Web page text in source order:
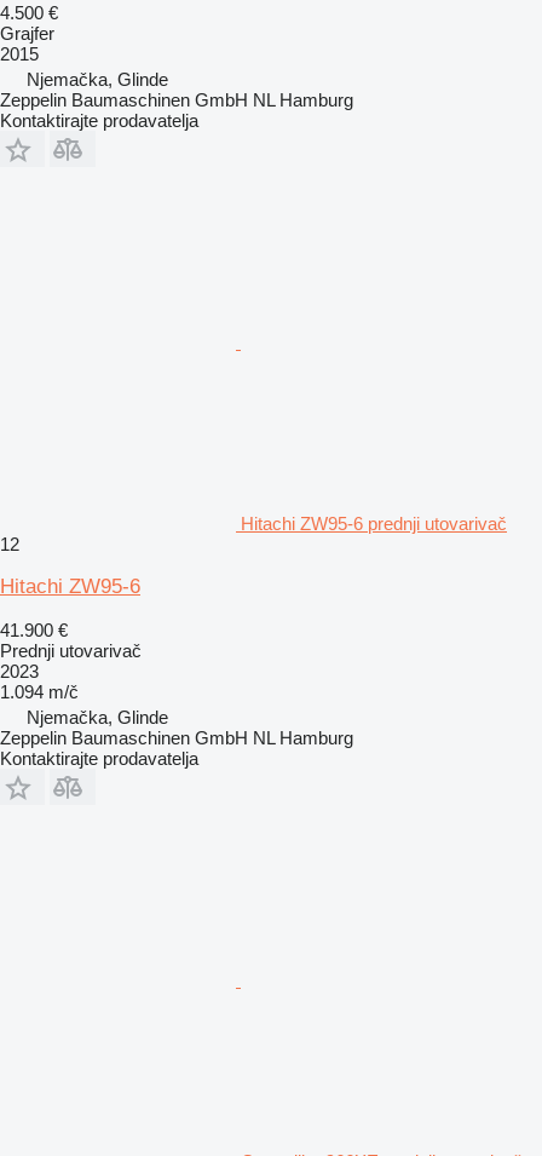
4.500 €
Grajfer
2015
Njemačka, Glinde
Zeppelin Baumaschinen GmbH NL Hamburg
Kontaktirajte prodavatelja
Hitachi ZW95-6 prednji utovarivač
12
Hitachi ZW95-6
41.900 €
Prednji utovarivač
2023
1.094 m/č
Njemačka, Glinde
Zeppelin Baumaschinen GmbH NL Hamburg
Kontaktirajte prodavatelja